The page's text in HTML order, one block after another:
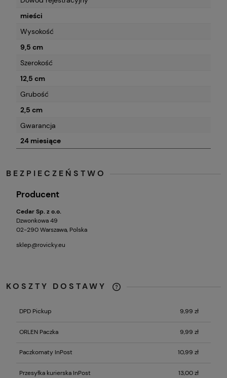
mieści
Wysokość
9,5 cm
Szerokość
12,5 cm
Grubość
2,5 cm
Gwarancja
24 miesiące
BEZPIECZEŃSTWO
Producent
Cedar Sp. z o.o.
Dzwonkowa 49
02-290 Warszawa, Polska
sklep@rovicky.eu
KOSZTY DOSTAWY
KOSZTÓW PŁATNOŚCI
DPD Pickup 9,99 zł
ORLEN Paczka 9,99 zł
Paczkomaty InPost 10,99 zł
Przesyłka kurierska InPost 13,00 zł